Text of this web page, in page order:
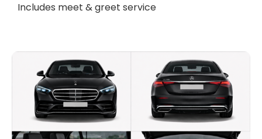
Includes meet & greet service